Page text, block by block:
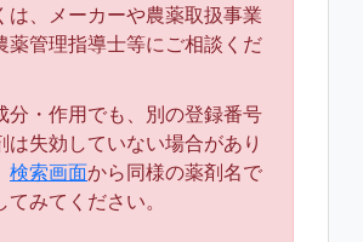
は、メーカーや農薬取扱事業
薬管理指導士等にご相談くだ
分・作用でも、別の登録番号
は失効していない場合があり
検索画面から同様の薬剤名で
てみてください。